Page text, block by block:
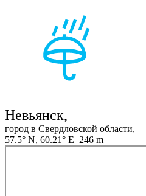
Невьянск,
город в Свердловской области,
57.5° N, 60.21° E 246 m